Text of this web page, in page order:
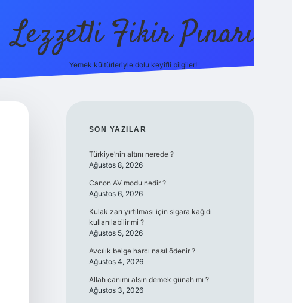
Lezzetli Fikir Pınarı
Yemek kültürleriyle dolu keyifli bilgiler!
SIDEBAR
SON YAZILAR
Türkiye’nin altını nerede ?
Ağustos 8, 2026
Canon AV modu nedir ?
Ağustos 6, 2026
Kulak zarı yırtılması için sigara kağıdı
kullanılabilir mi ?
Ağustos 5, 2026
Avcılık belge harcı nasıl ödenir ?
Ağustos 4, 2026
Allah canımı alsın demek günah mı ?
Ağustos 3, 2026